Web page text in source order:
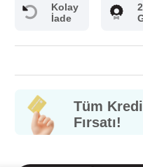
Kolay
İade
Tüm
Fırsatı!